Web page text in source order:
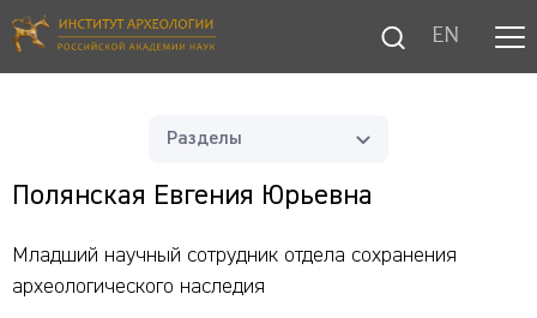
EN
Разделы
Полянская Евгения Юрьевна
Младший научный сотрудник отдела сохранения
археологического наследия